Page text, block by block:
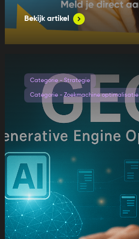
Bekijk artikel
Categorie - Strategie
Categorie - Zoekmachine optimalisatie